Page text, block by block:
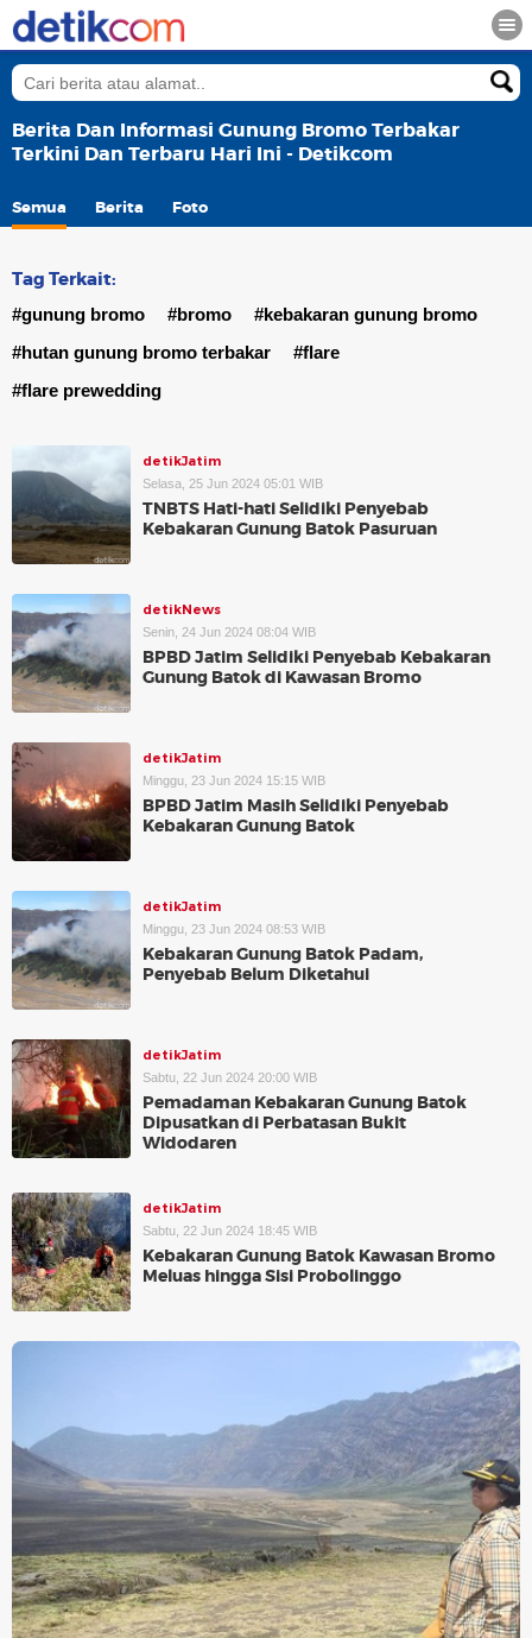
Berita Dan Informasi Gunung Bromo Terbakar
Terkini Dan Terbaru Hari Ini - Detikcom
Semua Berita Foto
Tag Terkait:
#gunung bromo #bromo
#kebakaran gunung bromo
#hutan gunung bromo terbakar
#flare
#flare prewedding
detikJatim
Selasa, 25 Jun 2024 05:01 WIB
TNBTS Hati-hati Selidiki Penyebab
Kebakaran Gunung Batok Pasuruan
detikNews
Senin, 24 Jun 2024 08:04 WIB
BPBD Jatim Selidiki Penyebab Kebakaran
Gunung Batok di Kawasan Bromo
detikJatim
Minggu, 23 Jun 2024 15:15 WIB
BPBD Jatim Masih Selidiki Penyebab
Kebakaran Gunung Batok
detikJatim
Minggu, 23 Jun 2024 08:53 WIB
Kebakaran Gunung Batok Padam,
Penyebab Belum Diketahui
detikJatim
Sabtu, 22 Jun 2024 20:00 WIB
Pemadaman Kebakaran Gunung Batok
Dipusatkan di Perbatasan Bukit
Widodaren
detikJatim
Sabtu, 22 Jun 2024 18:45 WIB
Kebakaran Gunung Batok Kawasan Bromo
Meluas hingga Sisi Probolinggo